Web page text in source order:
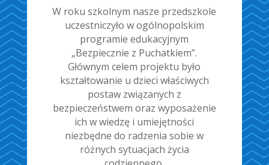
W roku szkolnym nasze przedszkole
uczestniczyło w ogólnopolskim
programie edukacyjnym
„Bezpiecznie z Puchatkiem”.
Głównym celem projektu było
kształtowanie u dzieci właściwych
postaw związanych z
bezpieczeństwem oraz wyposażenie
ich w wiedzę i umiejętności
niezbędne do radzenia sobie w
różnych sytuacjach życia